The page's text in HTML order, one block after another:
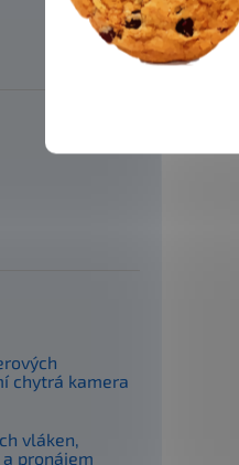
chytrá kamera
vláken,
pronájem